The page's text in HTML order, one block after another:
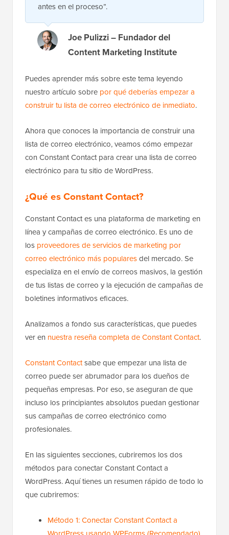
antes en el proceso”.
Joe Pulizzi – Fundador del
Content Marketing Institute
Puedes aprender más sobre este tema leyendo
nuestro artículo sobre por qué deberías empezar a
construir tu lista de correo electrónico de inmediato.
Ahora que conoces la importancia de construir una
lista de correo electrónico, veamos cómo empezar
con Constant Contact para crear una lista de correo
electrónico para tu sitio de WordPress.
¿Qué es Constant Contact?
Constant Contact es una plataforma de marketing en
línea y campañas de correo electrónico. Es uno de
los proveedores de servicios de marketing por
correo electrónico más popularesdel mercado. Se
especializa en el envío de correos masivos, la gestión
de tus listas de correo y la ejecución de campañas de
boletines informativos eficaces.
Analizamos a fondo sus características, que puedes
ver en nuestra reseña completa de Constant Contact.
Constant Contactsabe que empezar una lista de
correo puede ser abrumador para los dueños de
pequeñas empresas. Por eso, se aseguran de que
incluso los principiantes absolutos puedan gestionar
sus campañas de correo electrónico como
profesionales.
En las siguientes secciones, cubriremos los dos
métodos para conectar Constant Contact a
WordPress. Aquí tienes un resumen rápido de todo lo
que cubriremos:
Método 1: Conectar Constant Contact a